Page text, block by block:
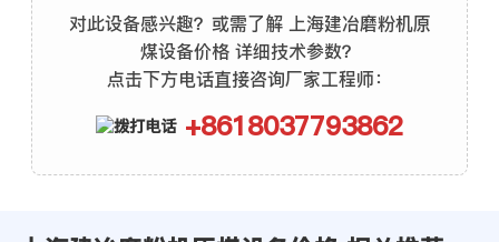
对此设备感兴趣？或需了解 上海建冶磨粉机原
煤设备价格 详细技术参数？
点击下方电话直接咨询厂家工程师：
+8618037793862